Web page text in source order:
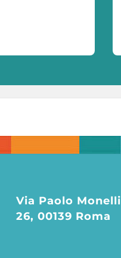
Via Paolo Monelli
26, 00139 Roma